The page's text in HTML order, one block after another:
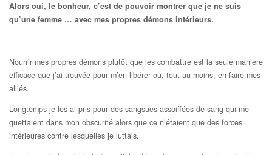
Alors oui, le bonheur, c’est de pouvoir montrer que je ne suis
qu’une femme … avec mes propres démons intérieurs.
Nourrir mes propres démons plutôt que les combattre est la seule manière
efficace que j’ai trouvée pour m’en libérer ou, tout au moins, en faire mes
alliés.
Longtemps je les ai pris pour des sangsues assoiffées de sang qui me
guettaient dans mon obscurité alors que ce n’étaient que des forces
intérieures contre lesquelles je luttais.